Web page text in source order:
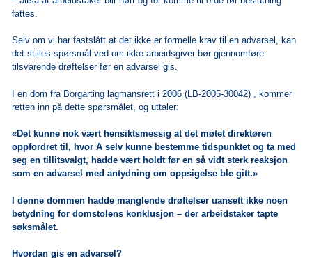
fattes.
Selv om vi har fastslått at det ikke er formelle krav til en advarsel, kan
det stilles spørsmål ved om ikke arbeidsgiver bør gjennomføre
tilsvarende drøftelser før en advarsel gis.
I en dom fra Borgarting lagmansrett i 2006 (LB-2005-30042) , kommer
retten inn på dette spørsmålet, og uttaler:
«Det kunne nok vært hensiktsmessig at det møtet direktøren
oppfordret til, hvor A selv kunne bestemme tidspunktet og ta med
seg en tillitsvalgt, hadde vært holdt før en så vidt sterk reaksjon
som en advarsel med antydning om oppsigelse ble gitt.»
I denne dommen hadde manglende drøftelser uansett ikke noen
betydning for domstolens konklusjon – der arbeidstaker tapte
søksmålet.
Hvordan gis en advarsel?